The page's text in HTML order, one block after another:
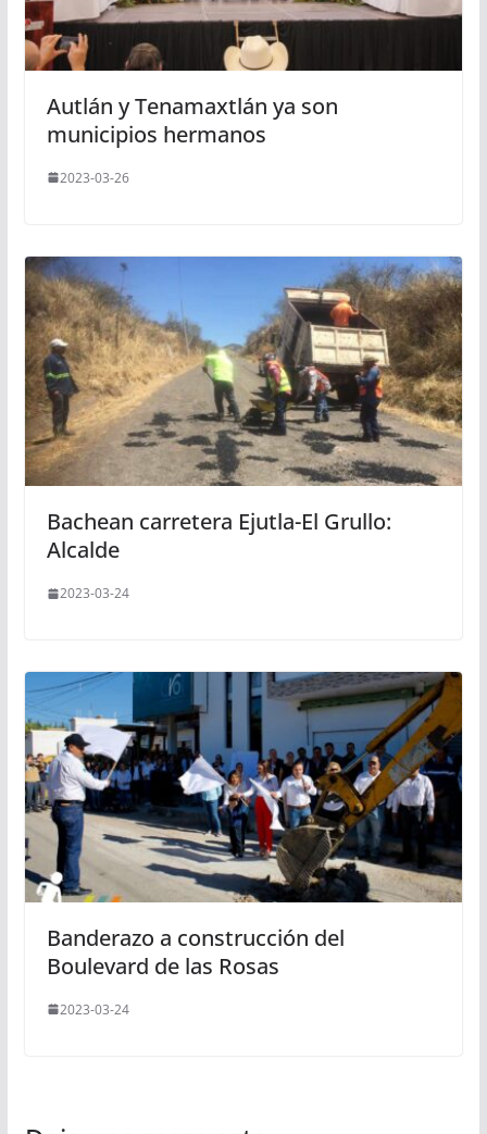
Autlán y Tenamaxtlán ya son
municipios hermanos
2023-03-26
Bachean carretera Ejutla-El Grullo:
Alcalde
2023-03-24
Banderazo a construcción del
Boulevard de las Rosas
2023-03-24